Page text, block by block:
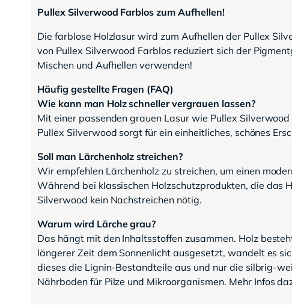
Pullex Silverwood Farblos zum Aufhellen!
Die farblose Holzlasur wird zum Aufhellen der Pullex
von Pullex Silverwood Farblos reduziert sich der
Mischen und Aufhellen verwenden!
Häufig gestellte Fragen (FAQ)
Wie kann man Holz schneller vergrauen lassen?
Mit einer passenden grauen Lasur wie Pullex
Pullex Silverwood sorgt für ein einheitliches, schönes
Soll man Lärchenholz streichen?
Wir empfehlen Lärchenholz zu streichen, um einen
Während bei klassischen Holzschutzprodukten, die das
Silverwood kein Nachstreichen nötig.
Warum wird Lärche grau?
Das hängt mit den Inhaltsstoffen zusammen. Holz
längerer Zeit dem Sonnenlicht ausgesetzt, wandelt es
dieses die Lignin-Bestandteile aus und nur die silbrig-
Nährboden für Pilze und Mikroorganismen. Mehr Infos